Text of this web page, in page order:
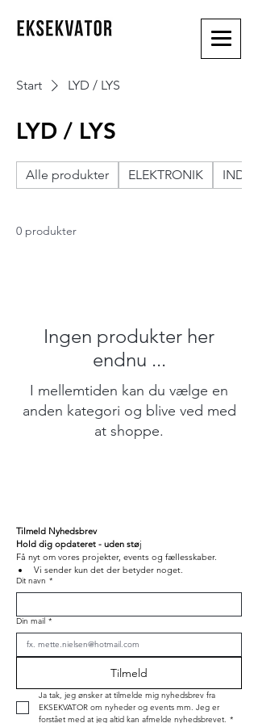
Start LYD / LYS
LYD / LYS
Alle produkter ELEKTRONIK
0 produkter
Ingen produkter her
endnu ...
I mellemtiden kan du vælge en
anden kategori og blive ved med
at shoppe.
Tilmeld Nyhedsbrev
Hold dig opdateret - uden støj
Få nyt om vores projekter, events og fællesskaber.
Vi sender kun det der betyder noget.
Dit navn *
Din mail *
Tilmeld
Ja tak, jeg ønsker at tilmelde mig nyhedsbrev fra
EKSEKVATOR om nyheder og events mm. Jeg er
forstået med at jeg altid kan afmelde nyhedsbrevet. *